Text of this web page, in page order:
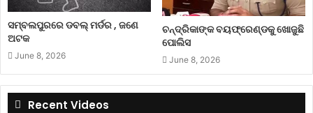
2020ipl ipl iplmatch
november
sports sportsnews t20match
womenipl
ସମ୍ବଲପୁରରେ ଡବଲ୍ ମର୍ଡର , ଜଣେ
ଅଟକ
June 8, 2026
ଚନ୍ଦ୍ରିକାଙ୍କ ବୟଫ୍ରେଣ୍ଡକୁ ଖୋଜୁଛି
ପୋଲିସ
June 8, 2026
Recent Videos